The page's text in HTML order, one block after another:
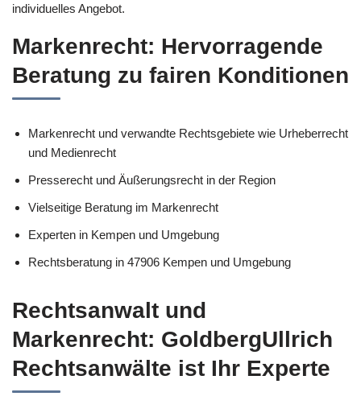
individuelles Angebot.
Markenrecht: Hervorragende
Beratung zu fairen Konditionen
Markenrecht und verwandte Rechtsgebiete wie Urheberrecht
und Medienrecht
Presserecht und Äußerungsrecht in der Region
Vielseitige Beratung im Markenrecht
Experten in Kempen und Umgebung
Rechtsberatung in 47906 Kempen und Umgebung
Rechtsanwalt und
Markenrecht: GoldbergUllrich
Rechtsanwälte ist Ihr Experte